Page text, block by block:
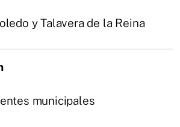
y Talavera de la Reina
municipales